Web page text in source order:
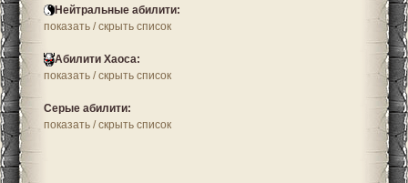
Нейтральные абилити:
показать / скрыть список
Абилити Хаоса:
показать / скрыть список
Серые абилити:
показать / скрыть список